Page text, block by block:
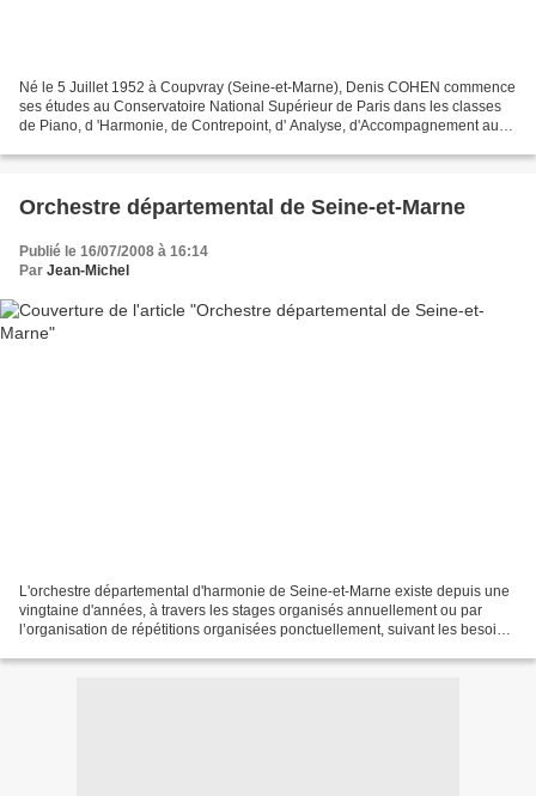
Né le 5 Juillet 1952 à Coupvray (Seine-et-Marne), Denis COHEN commence
ses études au Conservatoire National Supérieur de Paris dans les classes
de Piano, d 'Harmonie, de Contrepoint, d' Analyse, d'Accompagnement au
Orchestre départemental de Seine-et-Marne
Publié le 16/07/2008 à 16:14
Par Jean-Michel
L'orchestre départemental d'harmonie de Seine-et-Marne existe depuis une
vingtaine d'années, à travers les stages organisés annuellement ou par
l’organisation de répétitions organisées ponctuellement, suivant les besoins.